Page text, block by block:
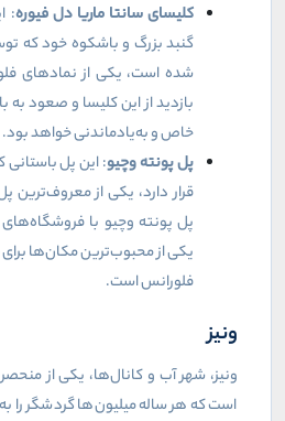
کلیسای سانتا ماریا دل فیوره:
گنبد بزرگ و باشکوه خود که
شده است، یکی از نمادهای
بازدید از این کلیسا و صعود به
خاص و به‌یادماندنی خواهد بود.
پل پونته وچیو: این پل باستانی
قرار دارد، یکی از
پل پونته وچیو با
یکی از محبوب‌ترین مکان‌ها
فلورانس است.
ونیز
ونیز، شهر آب و کانال‌ها، یکی از
است که هر ساله میلیون‌ها گردشگر را